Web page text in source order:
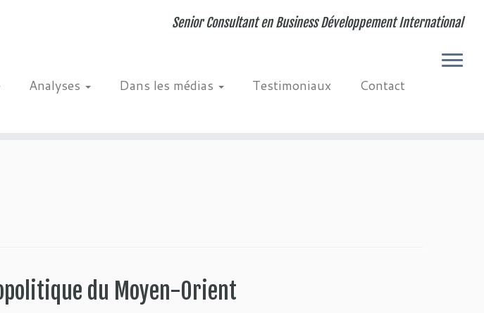
Senior Consultant en Business Développement International
Analyses Dans les médias Testimoniaux
Contact
du Moyen-Orient